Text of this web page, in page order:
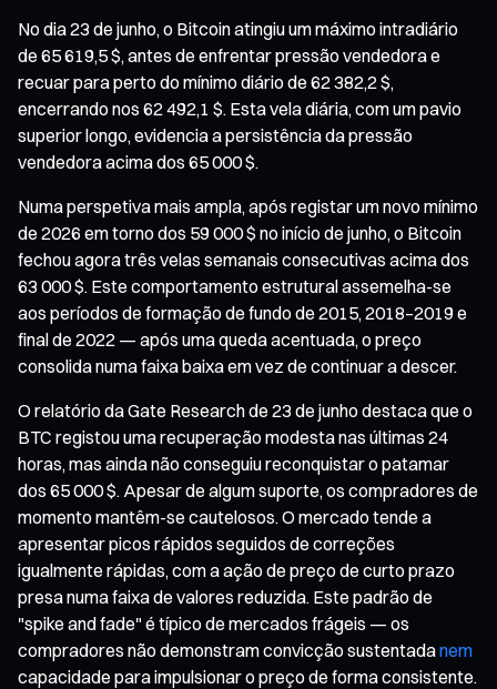
No dia 23 de junho, o Bitcoin atingiu um máximo intradiário
de 65 619,5 $, antes de enfrentar pressão vendedora e
recuar para perto do mínimo diário de 62 382,2 $,
encerrando nos 62 492,1 $. Esta vela diária, com um pavio
superior longo, evidencia a persistência da pressão
vendedora acima dos 65 000 $.
Numa perspetiva mais ampla, após registar um novo mínimo
de 2026 em torno dos 59 000 $ no início de junho, o Bitcoin
fechou agora três velas semanais consecutivas acima dos
63 000 $. Este comportamento estrutural assemelha-se
aos períodos de formação de fundo de 2015, 2018–2019 e
final de 2022 — após uma queda acentuada, o preço
consolida numa faixa baixa em vez de continuar a descer.
O relatório da Gate Research de 23 de junho destaca que o
BTC registou uma recuperação modesta nas últimas 24
horas, mas ainda não conseguiu reconquistar o patamar
dos 65 000 $. Apesar de algum suporte, os compradores de
momento mantêm-se cautelosos. O mercado tende a
apresentar picos rápidos seguidos de correções
igualmente rápidas, com a ação de preço de curto prazo
presa numa faixa de valores reduzida. Este padrão de
"spike and fade" é típico de mercados frágeis — os
compradores não demonstram convicção sustentadanem
capacidade para impulsionar o preço de forma consistente.